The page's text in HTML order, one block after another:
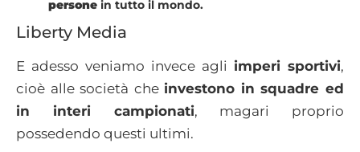
persone in tutto il mondo.
Liberty Media
E adesso veniamo invece agli imperi sportivi,
cioè alle società che investono in squadre ed
in interi campionati, magari proprio
possedendo questi ultimi.